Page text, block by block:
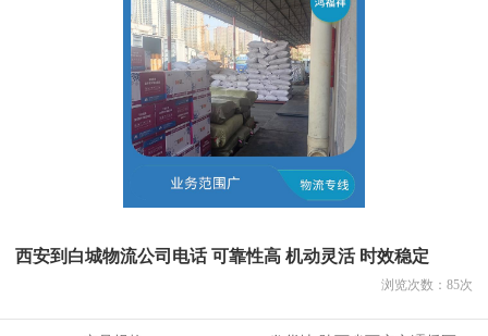
西安到白城物流公司电话 可靠性高 机动灵活 时效稳定
浏览次数： 85次